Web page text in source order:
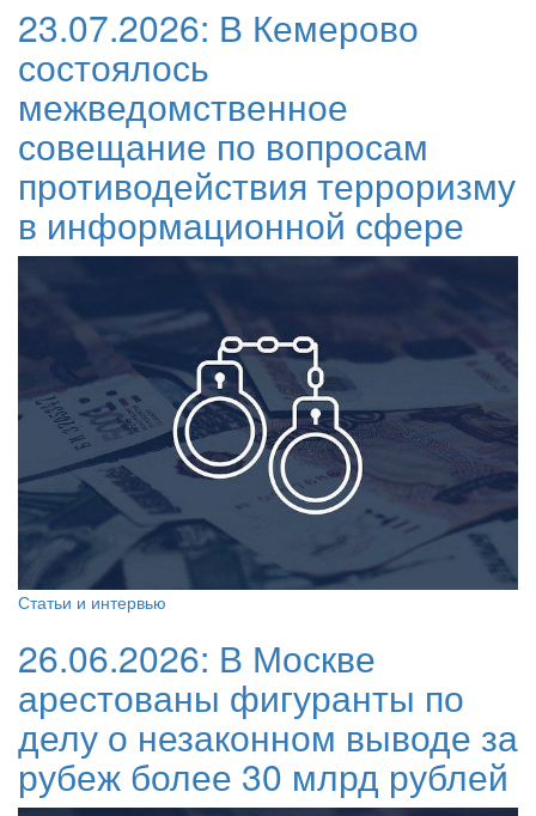
23.07.2026: В Кемерово
состоялось
межведомственное
совещание по вопросам
противодействия терроризму
в информационной сфере
Статьи и интервью
26.06.2026: В Москве
арестованы фигуранты по
делу о незаконном выводе за
рубеж более 30 млрд рублей